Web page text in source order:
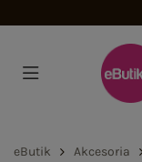
eButik Akcesoria